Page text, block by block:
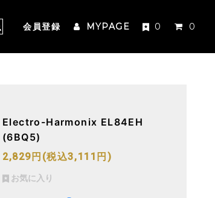
会員登録 MYPAGE 0 0
Electro-Harmonix EL84EH
(6BQ5)
2,829円(税込3,111円)
お気に入り